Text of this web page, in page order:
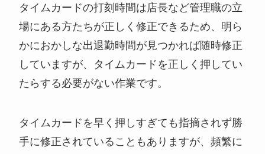
タイムカードの打刻時間は店長など管理職の立
場にある方たちが正しく修正できるため、明ら
かにおかしな出退勤時間が見つかれば随時修正
していますが、タイムカードを正しく押してい
たらする必要がない作業です。
タイムカードを早く押しすぎても指摘されず勝
手に修正されていることもありますが、頻繁に